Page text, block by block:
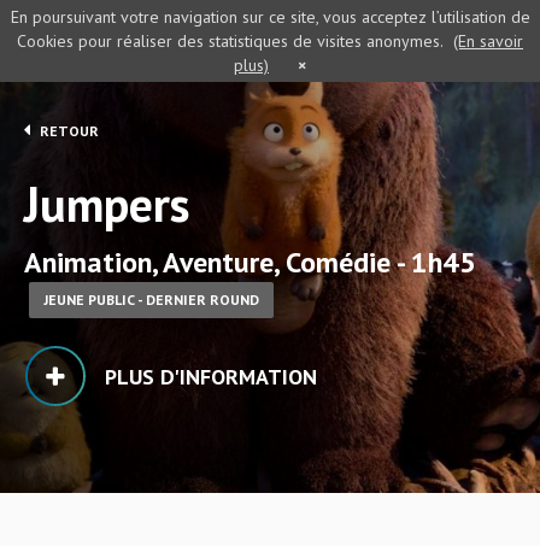
RETOUR
Jumpers
Animation, Aventure, Comédie - 1h45
JEUNE PUBLIC - DERNIER ROUND
PLUS D'INFORMATION
En poursuivant votre navigation sur ce site, vous acceptez l’utilisation de
Cookies pour réaliser des statistiques de visites anonymes. (En savoir
plus)
×